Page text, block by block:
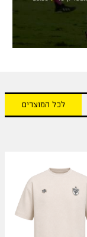
לכל המוצרים